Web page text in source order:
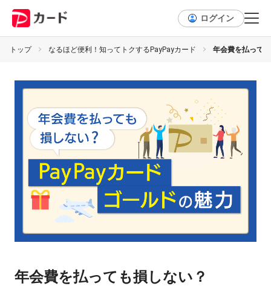
ログイン
トップ なるほど便利！知ってトクするPayPayカード 年会費を払って
年会費を払っても損しない？